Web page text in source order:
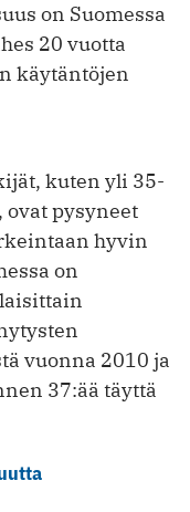
on Suomessa
20 vuotta
käytäntöjen
kuten yli 35-
pysyneet
hyvin
on
vuonna 2010 ja
37:ää täyttä